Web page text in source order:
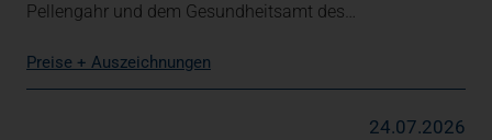
Pellengahr und dem Gesundheitsamt des…
Preise + Auszeichnungen
24.07.2026